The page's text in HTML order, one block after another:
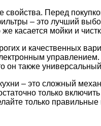
Перед
– это лучший
касается мойки и
и качественных
он также
– это сложный
только
только